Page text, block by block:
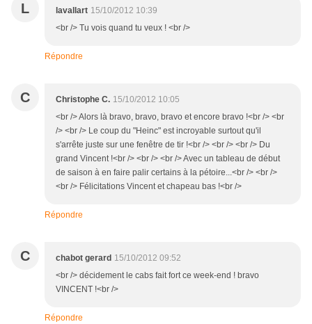
L lavallart 15/10/2012 10:39
<br /> Tu vois quand tu veux ! <br />
Répondre
C Christophe C. 15/10/2012 10:05
<br /> Alors là bravo, bravo, bravo et encore bravo !<br /> <br
/> <br /> Le coup du "Heinc" est incroyable surtout qu'il
s'arrête juste sur une fenêtre de tir !<br /> <br /> <br /> Du
grand Vincent !<br /> <br /> <br /> Avec un tableau de début
de saison à en faire palir certains à la pétoire...<br /> <br />
<br /> Félicitations Vincent et chapeau bas !<br />
Répondre
C chabot gerard 15/10/2012 09:52
<br /> décidement le cabs fait fort ce week-end ! bravo
VINCENT !<br />
Répondre